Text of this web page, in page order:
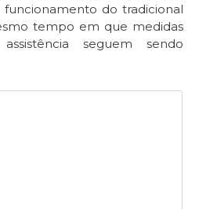
do tradicional
tempo em que medidas
seguem sendo